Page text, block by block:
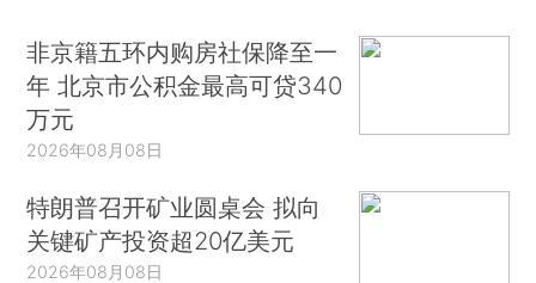
非京籍五环内购房社保降至一
年 北京市公积金最高可贷340
万元
2026年08月08日
特朗普召开矿业圆桌会 拟向
关键矿产投资超20亿美元
2026年08月08日